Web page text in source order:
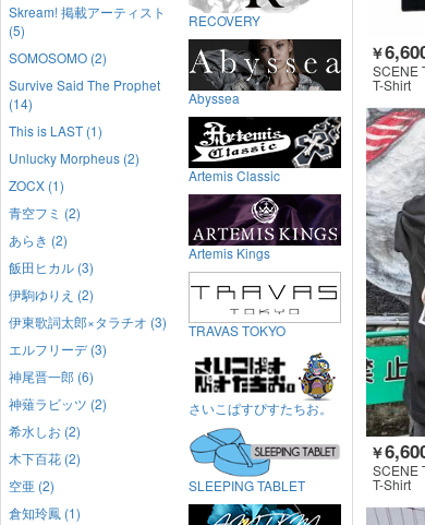
￥
SCENE
T-Shirt
￥
SCENE
T-Shirt
Skream! 掲載アーティスト
(5)
SOMOSOMO (2)
Survive Said The Prophet
(14)
This is LAST (1)
Unlucky Morpheus (2)
ZOCX (1)
青空フミ (2)
あらき (2)
飯田ヒカル (3)
伊駒ゆりえ (2)
伊東歌詞太郎×タラチオ (3)
エルフリーデ (3)
神尾晋一郎 (6)
神薙ラビッツ (2)
希水しお (2)
木下百花 (2)
空亜 (2)
倉知玲鳳 (1)
RECOVERY
Abyssea
Artemis Classic
Artemis Kings
TRAVAS TOKYO
さいこぱすぴすたちお。
SLEEPING TABLET